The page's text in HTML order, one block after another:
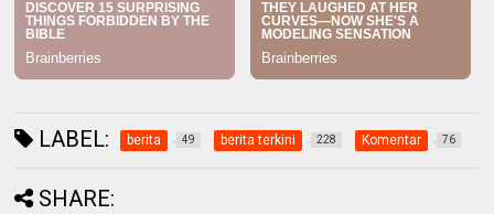
LABEL: berita 49 berita terkini 228 Komentar 76
SHARE: